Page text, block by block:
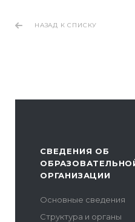
НАЗАД К СПИСКУ
СВЕДЕНИЯ ОБ
ОРГАНИЗАЦИИ
Основные сведения
Структура и органы